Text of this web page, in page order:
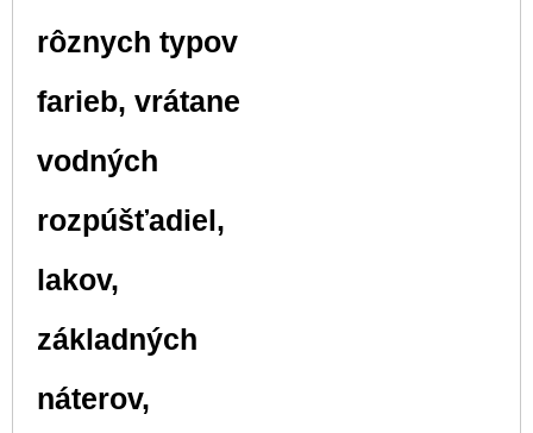
rôznych typov
farieb, vrátane
vodných
rozpúšťadiel,
lakov,
základných
náterov,